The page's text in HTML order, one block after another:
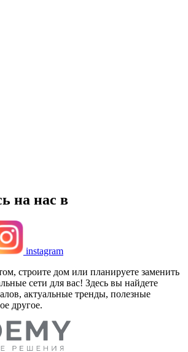
на нас в
instagram
строите дом или планируете заменить
сети для вас! Здесь вы найдете
актуальные тренды, полезные
другое.